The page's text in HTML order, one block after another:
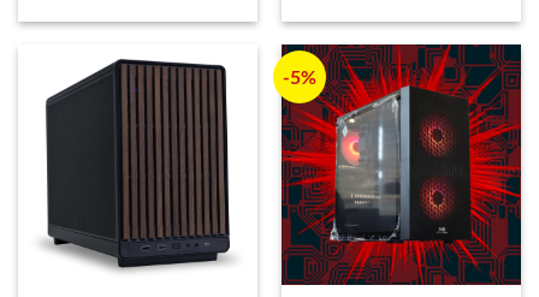
var:
er:
var:
er:
-5%